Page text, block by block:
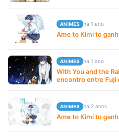
ANIMES há 1 ano
Ame to Kimi to
ANIMES há 1 ano
With You and the
encontro entre Fuji
ANIMES há 2 anos
Ame to Kimi to